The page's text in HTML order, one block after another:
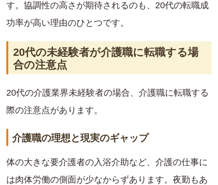
す。協調性の高さが期待されるのも、20代の転職成
功率が高い理由のひとつです。
20代の未経験者が介護職に転職する場
合の注意点
20代の介護業界未経験者の場合、介護職に転職する
際の注意点があります。
介護職の理想と現実のギャップ
体の大きな要介護者の入浴介助など、介護の仕事に
は肉体労働の側面が少なからずあります。夜勤もあ